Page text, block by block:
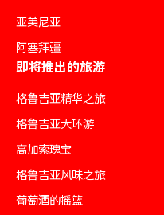
亚美尼亚
阿塞拜疆
即将推出的旅游
格鲁吉亚精华之旅
格鲁吉亚大环游
高加索瑰宝
格鲁吉亚风味之旅
葡萄酒的摇篮